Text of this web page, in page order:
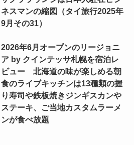
ネスマンの縮図（タイ旅行2025年
9月その31）
2026年6月オープンのリージョニ
ア by クインテッサ札幌を宿泊レ
ビュー 北海道の味が楽しめる朝
食のライブキッチンは13種類の握
り寿司や鉄板焼きジンギスカンや
ステーキ、ご当地カスタムラーメ
ンが食べ放題